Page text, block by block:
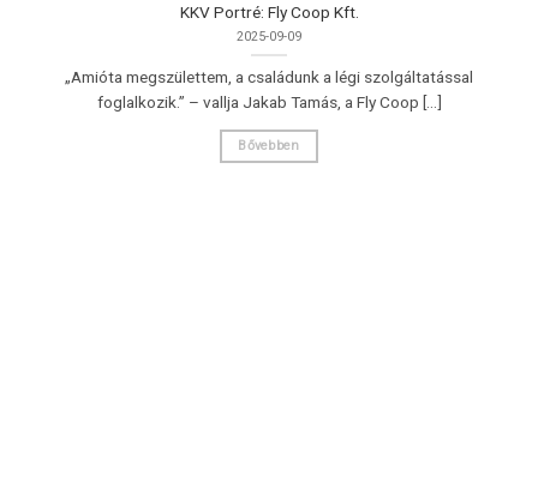
KKV Portré: Fly Coop Kft.
2025-09-09
„Amióta megszülettem, a családunk a légi szolgáltatással
foglalkozik.” – vallja Jakab Tamás, a Fly Coop [...]
Bővebben